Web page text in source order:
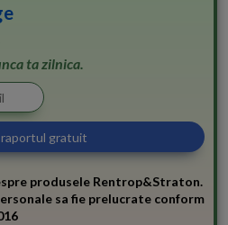
ta zilnica.
produsele Rentrop&Straton.
sa fie prelucrate conform